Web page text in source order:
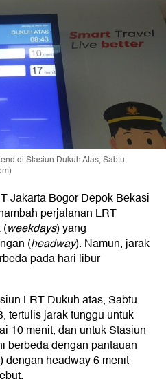
di Stasiun Dukuh Atas, Sabtu
Jakarta Bogor Depok Bekasi
perjalanan LRT
(weekdays) yang
(headway). Namun, jarak
pada hari libur
LRT Dukuh atas, Sabtu
tertulis jarak tunggu untuk
10 menit, dan untuk Stasiun
berbeda dengan pantauan
dengan headway 6 menit